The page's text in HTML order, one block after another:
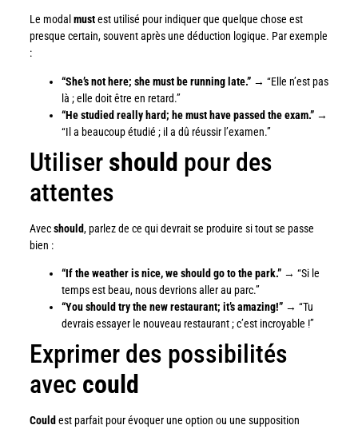
Le modal mustest utilisé pour indiquer que quelque chose est
presque certain, souvent après une déduction logique. Par exemple
:
“She’s not here; she must be running late.”→ “Elle n’est pas
là ; elle doit être en retard.”
“He studied really hard; he must have passed the exam.”→
“Il a beaucoup étudié ; il a dû réussir l’examen.”
Utiliser should pour des
attentes
Avecshould, parlez de ce qui devrait se produire si tout se passe
bien :
“If the weather is nice, we should go to the park.”→ “Si le
temps est beau, nous devrions aller au parc.”
“You should try the new restaurant; it’s amazing!”→ “Tu
devrais essayer le nouveau restaurant ; c’est incroyable !”
Exprimer des possibilités
avec could
Could est parfait pour évoquer une option ou une supposition